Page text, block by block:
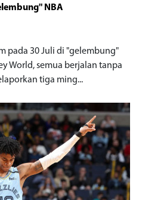
NBA
pada 30 Juli di "gelembung"
World, semua berjalan tanpa
tiga ming...